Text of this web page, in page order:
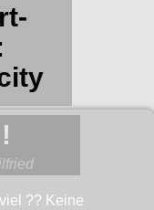
?? Keine